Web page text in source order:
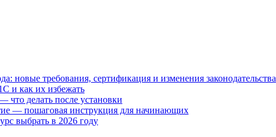
новые требования, сертификация и изменения законодательства
и как их избежать
делать после установки
— пошаговая инструкция для начинающих
выбрать в 2026 году